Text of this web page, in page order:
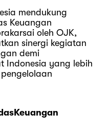
mendukung
Keuangan
oleh OJK,
sinergi kegiatan
demi
Indonesia yang lebih